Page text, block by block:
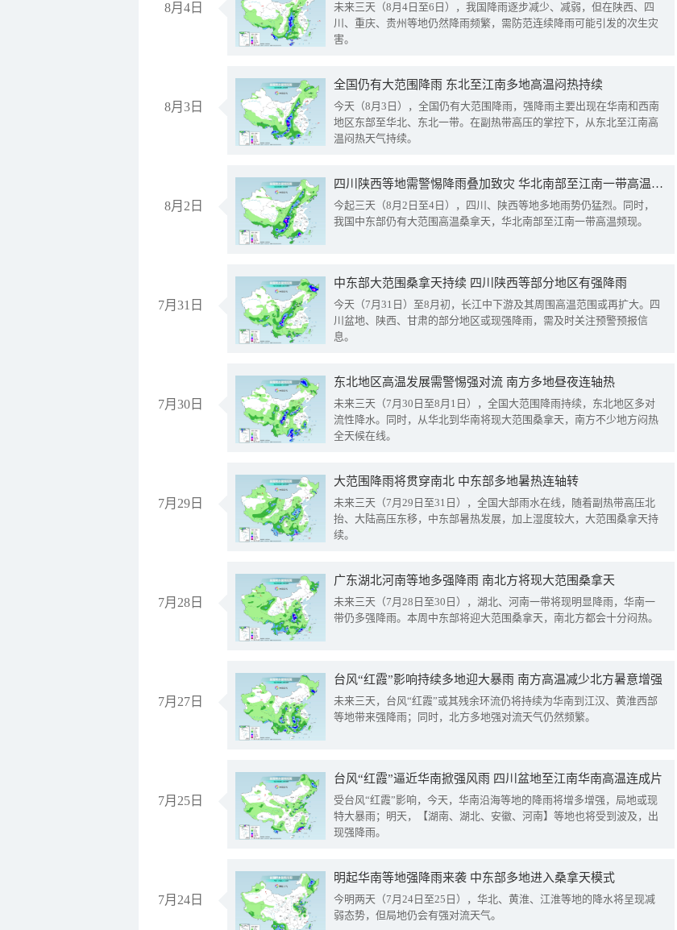
8月4日
未来三天（8月4日至6日），我国降雨逐步减少、减弱，但在陕西、四
川、重庆、贵州等地仍然降雨频繁，需防范连续降雨可能引发的次生灾
害。
8月3日
全国仍有大范围降雨 东北至江南多地高温闷热持续
今天（8月3日），全国仍有大范围降雨，强降雨主要出现在华南和西南
地区东部至华北、东北一带。在副热带高压的掌控下，从东北至江南高
温闷热天气持续。
8月2日
四川陕西等地需警惕降雨叠加致灾 华北南部至江南一带高温频现
今起三天（8月2日至4日），四川、陕西等地多地雨势仍猛烈。同时，
我国中东部仍有大范围高温桑拿天，华北南部至江南一带高温频现。
7月31日
中东部大范围桑拿天持续 四川陕西等部分地区有强降雨
今天（7月31日）至8月初，长江中下游及其周围高温范围或再扩大。四
川盆地、陕西、甘肃的部分地区或现强降雨，需及时关注预警预报信
息。
7月30日
东北地区高温发展需警惕强对流 南方多地昼夜连轴热
未来三天（7月30日至8月1日），全国大范围降雨持续，东北地区多对
流性降水。同时，从华北到华南将现大范围桑拿天，南方不少地方闷热
全天候在线。
7月29日
大范围降雨将贯穿南北 中东部多地暑热连轴转
未来三天（7月29日至31日），全国大部雨水在线，随着副热带高压北
抬、大陆高压东移，中东部暑热发展，加上湿度较大，大范围桑拿天持
续。
7月28日
广东湖北河南等地多强降雨 南北方将现大范围桑拿天
未来三天（7月28日至30日），湖北、河南一带将现明显降雨，华南一
带仍多强降雨。本周中东部将迎大范围桑拿天，南北方都会十分闷热。
7月27日
台风“红霞”影响持续多地迎大暴雨 南方高温减少北方暑意增强
未来三天，台风“红霞”或其残余环流仍将持续为华南到江汉、黄淮西部
等地带来强降雨；同时，北方多地强对流天气仍然频繁。
7月25日
台风“红霞”逼近华南掀强风雨 四川盆地至江南华南高温连成片
受台风“红霞”影响，今天，华南沿海等地的降雨将增多增强，局地或现
特大暴雨；明天，【湖南、湖北、安徽、河南】等地也将受到波及，出
现强降雨。
7月24日
明起华南等地强降雨来袭 中东部多地进入桑拿天模式
今明两天（7月24日至25日），华北、黄淮、江淮等地的降水将呈现减
弱态势，但局地仍会有强对流天气。